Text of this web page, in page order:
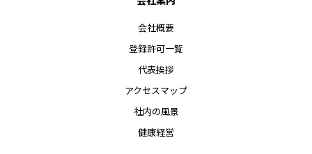
会社概要
登録許可一覧
代表挨拶
アクセスマップ
社内の風景
健康経営